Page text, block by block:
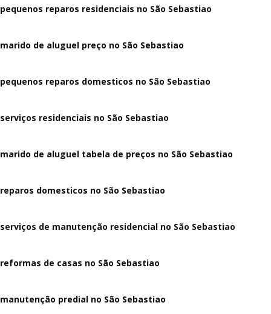
pequenos reparos residenciais no São Sebastiao
marido de aluguel preço no São Sebastiao
pequenos reparos domesticos no São Sebastiao
serviços residenciais no São Sebastiao
marido de aluguel tabela de preços no São Sebastiao
reparos domesticos no São Sebastiao
serviços de manutenção residencial no São Sebastiao
reformas de casas no São Sebastiao
manutenção predial no São Sebastiao